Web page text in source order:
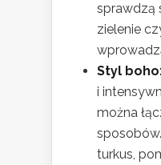
sprawdzą
zielenie
Styl
i
można
turkus,